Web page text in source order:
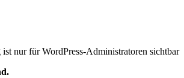
nur für WordPress-Administratoren sichtbar